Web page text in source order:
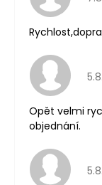
Opět velmi
objednání.